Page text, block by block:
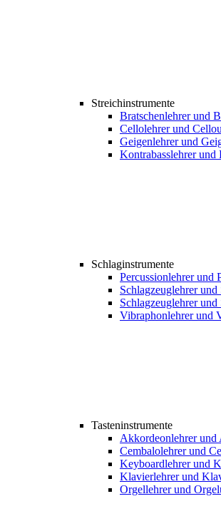
Streichinstrumente
Bratschenlehrer und
Cellolehrer und
Geigenlehrer und
Kontrabasslehrer und
Schlaginstrumente
Percussionlehrer und
Schlagzeuglehrer
Schlagzeuglehrer
Vibraphonlehrer und
Tasteninstrumente
Akkordeonlehrer und
Cembalolehrer und
Keyboardlehrer und
Klavierlehrer und
Orgellehrer und